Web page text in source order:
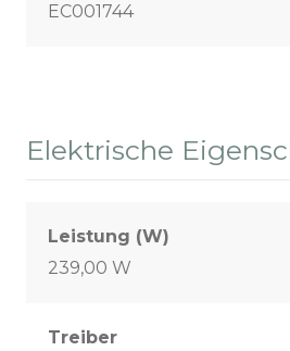
EC001744
Elektrische
Leistung (W)
239,00 W
Treiber